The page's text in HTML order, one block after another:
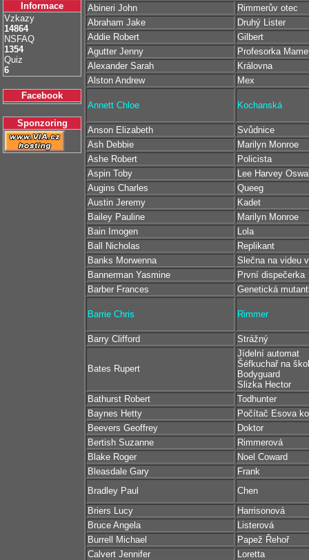
Informace
Vzkazy
14864
NSFAQ
1354
Quiz
6
Facebook
Sponzoring
Abineri John
Rimmerův otec
Abraham Jake
Druhý Lister
Addie Robert
Gilbert
Agutter Jenny
Profesorka
Alexander Sarah
Královna
Alston Andrew
Mex
Annett Chloe Kochanská
Anson Elizabeth
Svůdnice
Ash Debbie
Marilyn Monroe
Ashe Robert
Policista
Aspin Toby
Lee Harvey
Augins Charles
Queeg
Austin Jeremy
Kadet
Bailey Pauline
Marilyn Monroe
Bain Imogen
Lola
Ball Nicholas
Replikant
Banks Morwenna
Slečna na videu
Bannerman Yasmine
První dispečerka
Barber Frances
Genetická
Barrie Chris Rimmer
Barry Clifford Strážný
Bates Rupert
Jídelní automat
Šéfkuchař na
Bodyguard
Slizka Hector
Bathurst Robert
Todhunter
Baynes Hetty
Počítač Esova
Beevers Geoffrey
Doktor
Bertish Suzanne
Rimmerová
Blake Roger
Noel Coward
Bleasdale Gary
Frank
Bradley Paul
Chen
Briers Lucy
Harrisonová
Bruce Angela
Listerová
Burrell Michael
Papež Řehoř
Calvert Jennifer
Loretta